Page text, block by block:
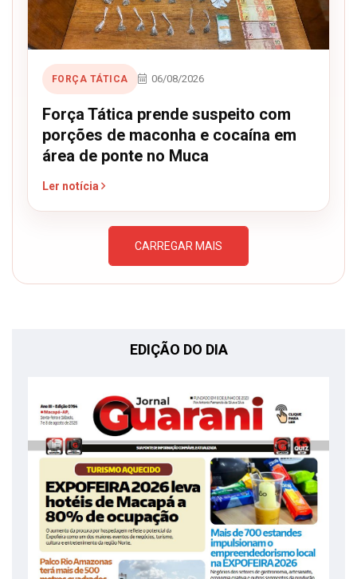
FORÇA TÁTICA 06/08/2026
Força Tática prende suspeito com
porções de maconha e cocaína em
área de ponte no Muca
Ler notícia
CARREGAR MAIS
EDIÇÃO DO DIA